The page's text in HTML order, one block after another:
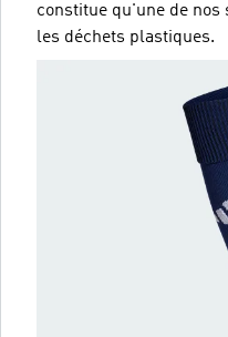
constitue qu'une de
les déchets plastiques.